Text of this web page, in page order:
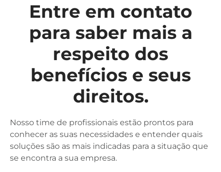
Entre em contato
para saber mais a
respeito dos
benefícios e seus
direitos.
Nosso time de profissionais estão prontos para
conhecer as suas necessidades e entender quais
soluções são as mais indicadas para a situação que
se encontra a sua empresa.